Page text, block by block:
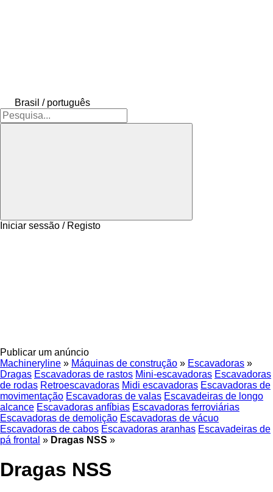
Brasil / português
Iniciar sessão / Registo
Publicar um anúncio
Machineryline » Máquinas de construção » Escavadoras »
Dragas Escavadoras de rastos Mini-escavadoras Escavadoras
de rodas Retroescavadoras Midi escavadoras Escavadoras de
movimentação Escavadoras de valas Escavadeiras de longo
alcance Escavadoras anfíbias Escavadoras ferroviárias
Escavadoras de demolição Escavadoras de vácuo
Escavadoras de cabos Escavadoras aranhas Escavadeiras de
pá frontal » Dragas NSS »
Dragas NSS